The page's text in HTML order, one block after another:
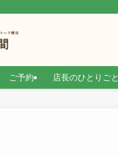
ご予約 店長のひとりごと